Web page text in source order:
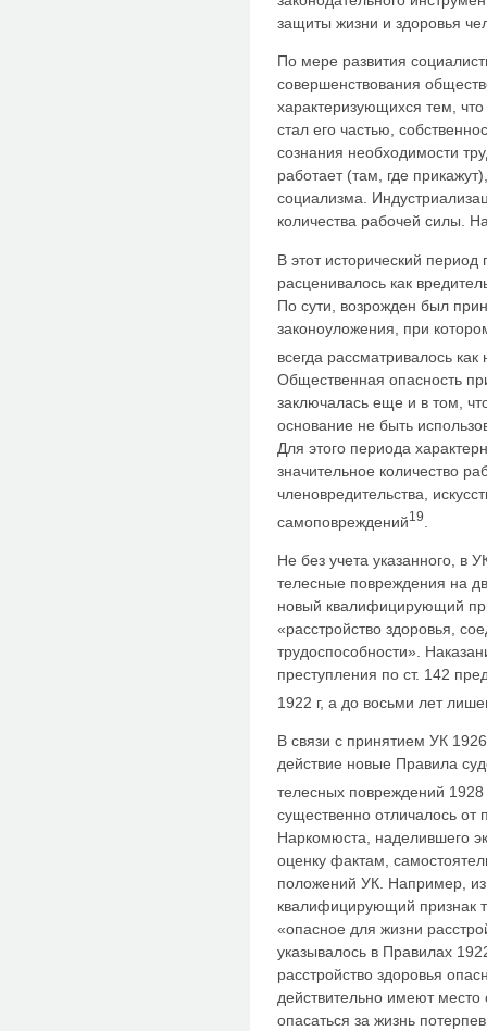
защиты жизни и здоровья
По мере развития
совершенствования
характеризующихся тем,
стал его частью,
сознания необходимости
работает (там, где
социализма.
количества рабочей силы.
В этот исторический
расценивалось как
По сути, возрожден был
законоуложения, при
всегда рассматривалось
Общественная опасность
заключалась еще и в том,
основание не быть
Для этого периода
значительное количество
членовредительства,
самоповреждений19
Не без учета указанного, в
телесные повреждения на
новый квалифицирующий
«расстройство здоровья,
трудоспособности».
преступления по ст. 142
1922 г, а до восьми лет
В связи с принятием УК
действие новые Правила
телесных повреждений 1928
существенно отличалось
Наркомюста, наделившего
оценку фактам,
положений УК. Например,
квалифицирующий признак
«опасное для жизни
указывалось в Правилах
расстройство здоровья
действительно имеют
опасаться за жизнь